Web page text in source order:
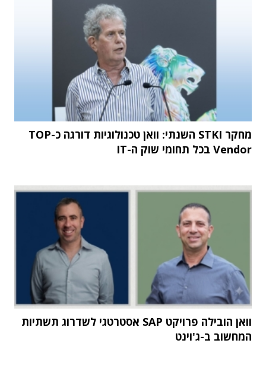
מחקר STKI השנתי: וואן טכנולוגיות דורגה כ-TOP
Vendor בכל תחומי שוק ה-IT
וואן הובילה פרויקט SAP אסטרטגי לשדרוג תשתיות
המחשוב ב-ג'וינט